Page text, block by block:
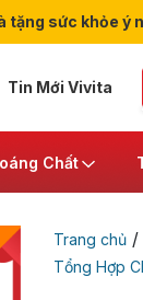
tặng sức khỏe ý
Tin Mới Vivita
Chất
Trang chủ/
Tổng Hợp